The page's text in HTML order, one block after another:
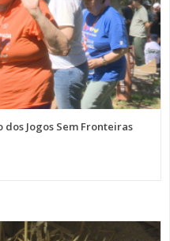
dos Jogos Sem Fronteiras